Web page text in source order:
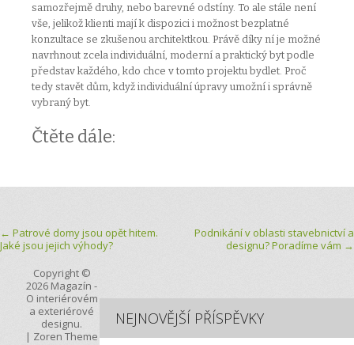
samozřejmě druhy, nebo barevné odstíny. To ale stále není
vše, jelikož klienti mají k dispozici i možnost bezplatné
konzultace se zkušenou architektkou. Právě díky ní je možné
navrhnout zcela individuální, moderní a praktický byt podle
představ každého, kdo chce v tomto projektu bydlet. Proč
tedy stavět dům, když individuální úpravy umožní i správně
vybraný byt.
Čtěte dále:
Post navigation
← Patrové domy jsou opět hitem.
Jaké jsou jejich výhody?
Podnikání v oblasti stavebnictví a
designu? Poradíme vám →
NEJNOVĚJŠÍ PŘÍSPĚVKY
Copyright ©
2026 Magazín -
O interiérovém
a exteriérové
designu.
| Zoren Theme